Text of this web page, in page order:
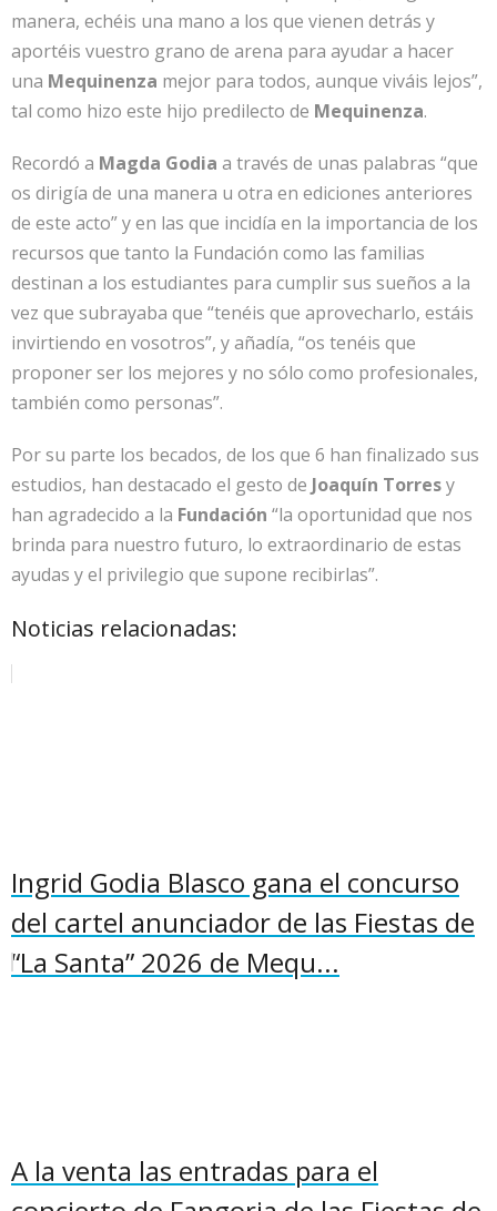
manera, echéis una mano a los que vienen detrás y
aportéis vuestro grano de arena para ayudar a hacer
una Mequinenza mejor para todos, aunque viváis lejos”,
tal como hizo este hijo predilecto de Mequinenza.
Recordó a Magda Godia a través de unas palabras “que
os dirigía de una manera u otra en ediciones anteriores
de este acto” y en las que incidía en la importancia de los
recursos que tanto la Fundación como las familias
destinan a los estudiantes para cumplir sus sueños a la
vez que subrayaba que “tenéis que aprovecharlo, estáis
invirtiendo en vosotros”, y añadía, “os tenéis que
proponer ser los mejores y no sólo como profesionales,
también como personas”.
Por su parte los becados, de los que 6 han finalizado sus
estudios, han destacado el gesto de Joaquín Torresy
han agradecido a la Fundación “la oportunidad que nos
brinda para nuestro futuro, lo extraordinario de estas
ayudas y el privilegio que supone recibirlas”.
Noticias relacionadas:
Ingrid Godia Blasco gana el concurso
del cartel anunciador de las Fiestas de
“La Santa” 2026 de Mequ...
A la venta las entradas para el